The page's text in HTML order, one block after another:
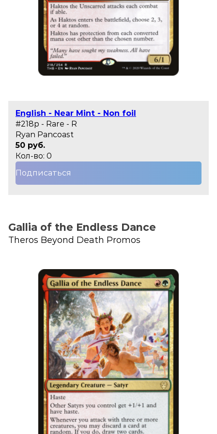
English - Near Mint - Non foil
#218p - Rare - R
Ryan Pancoast
50 руб.
Кол-во: 0
Подписаться
Gallia of the Endless Dance
Theros Beyond Death Promos